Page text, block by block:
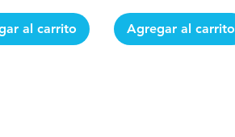
al carrito Agregar al carrito